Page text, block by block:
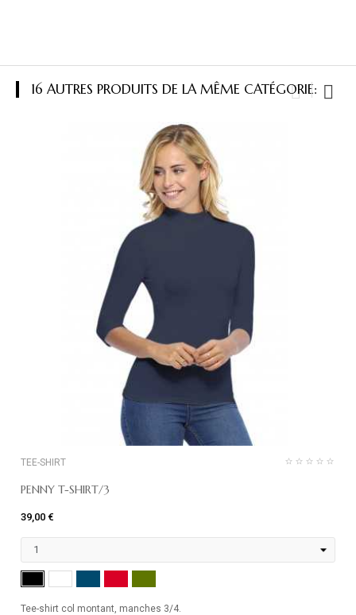
16 AUTRES PRODUITS DE LA MÊME CATÉGORIE:
TEE-SHIRT
PENNY T-SHIRT/3
39,00 €
Tee-shirt col montant, manches 3/4.